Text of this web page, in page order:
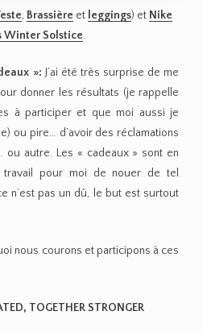
, Brassière et leggings) et Nike
Winter Solstice.
»: J’ai été très surprise de me
donner les résultats (je rappelle
à participer et que moi aussi je
ou pire… d’avoir des réclamations
ou autre. Les « cadeaux » sont en
pour moi de nouer de tel
n’est pas un dû, le but est surtout
nous courons et participons à ces
TOGETHER STRONGER